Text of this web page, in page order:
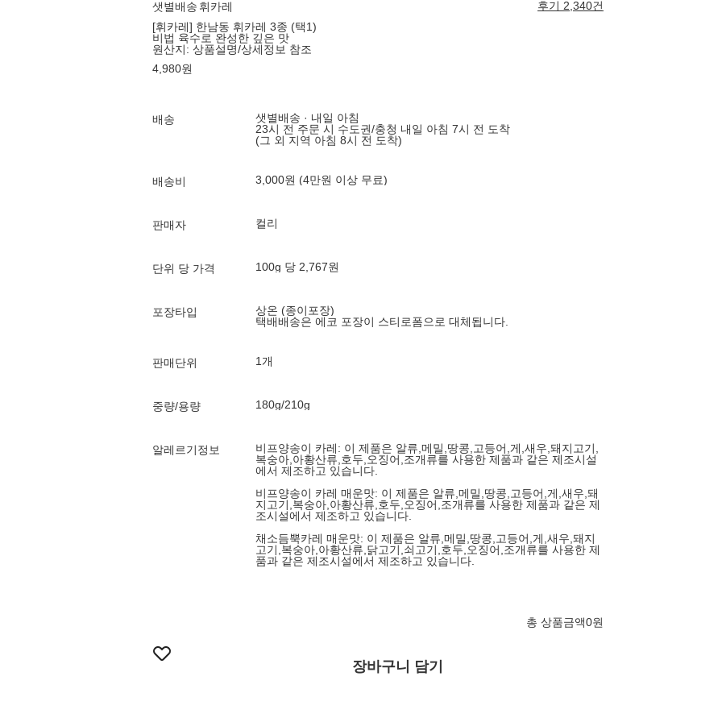
샛별배송 휘카레
후기 2,340건
[휘카레] 한남동 휘카레 3종 (택1)
비법 육수로 완성한 깊은 맛
원산지: 상품설명/상세정보 참조
4,980원
배송
샛별배송 · 내일 아침
23시 전 주문 시 수도권/충청 내일 아침 7시 전 도착
(그 외 지역 아침 8시 전 도착)
배송비 3,000원 (4만원 이상 무료)
판매자 컬리
단위 당 가격 100g 당 2,767원
포장타입
상온 (종이포장)
택배배송은 에코 포장이 스티로폼으로 대체됩니다.
판매단위 1개
중량/용량 180g/210g
알레르기정보
비프양송이 카레: 이 제품은 알류,메밀,땅콩,고등어,게,새우,돼지고기,
복숭아,아황산류,호두,오징어,조개류를 사용한 제품과 같은 제조시설
에서 제조하고 있습니다.
비프양송이 카레 매운맛: 이 제품은 알류,메밀,땅콩,고등어,게,새우,돼
지고기,복숭아,아황산류,호두,오징어,조개류를 사용한 제품과 같은 제
조시설에서 제조하고 있습니다.
채소듬뿍카레 매운맛: 이 제품은 알류,메밀,땅콩,고등어,게,새우,돼지
고기,복숭아,아황산류,닭고기,쇠고기,호두,오징어,조개류를 사용한 제
품과 같은 제조시설에서 제조하고 있습니다.
총 상품금액0원
장바구니 담기